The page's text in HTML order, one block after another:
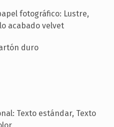
fotográfico: Lustre,
acabado velvet
duro
Texto estándar, Texto